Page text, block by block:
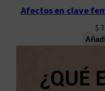
Afectos en clave
$